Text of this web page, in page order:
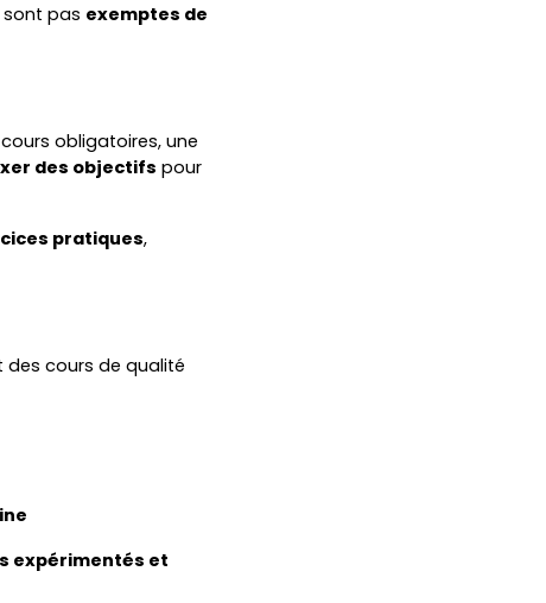
pas exemptes de
obligatoires, une
des objectifs pour
pratiques,
cours de qualité
expérimentés et